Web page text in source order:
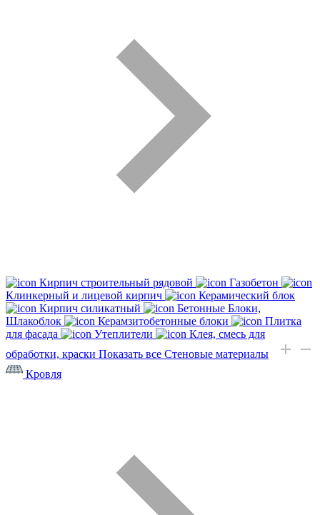
Кирпич строительный рядовой
Газобетон
Клинкерный и лицевой кирпич
Керамический блок
Кирпич силикатный
Бетонные Блоки,
Шлакоблок
Керамзитобетонные блоки
Плитка
для фасада
Утеплители
Клея, смесь для
обработки, краски Показать все Стеновые материалы
Кровля